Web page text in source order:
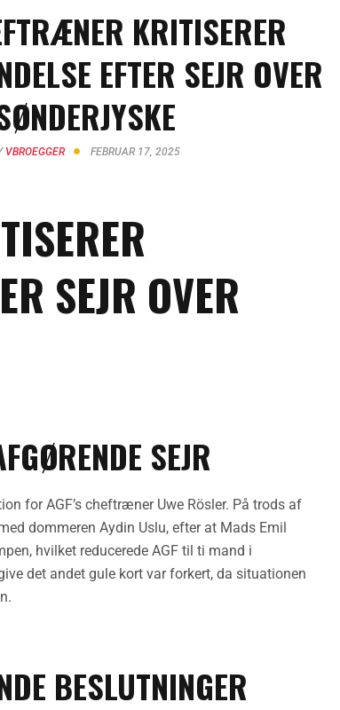
KRITISERER
EFTER SEJR OVER
VBROEGGER FEBRUAR 17, 2025
SEJR OVER
SEJR
for AGF’s cheftræner Uwe Rösler. På trods af
dommeren Aydin Uslu, efter at Mads Emil
hvilket reducerede AGF til ti mand i
det andet gule kort var forkert, da situationen
BESLUTNINGER